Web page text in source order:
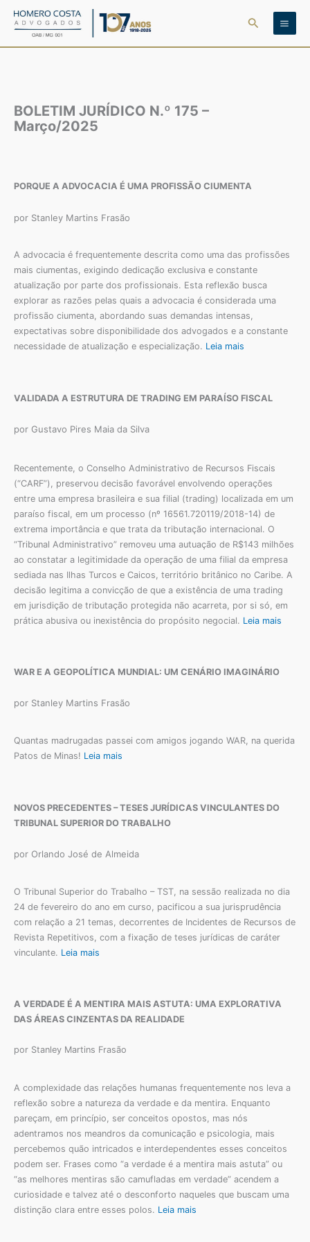
para
Pesquisar
BOLETIM JURÍDICO N.º 175 –
Março/2025
PORQUE A ADVOCACIA É UMA PROFISSÃO CIUMENTA
por Stanley Martins Frasão
A advocacia é frequentemente descrita como uma das profissões
mais ciumentas, exigindo dedicação exclusiva e constante
atualização por parte dos profissionais. Esta reflexão busca
explorar as razões pelas quais a advocacia é considerada uma
profissão ciumenta, abordando suas demandas intensas,
expectativas sobre disponibilidade dos advogados e a constante
necessidade de atualização e especialização. Leia mais
VALIDADA A ESTRUTURA DE TRADING EM PARAÍSO FISCAL
por Gustavo Pires Maia da Silva
Recentemente, o Conselho Administrativo de Recursos Fiscais
(“CARF”), preservou decisão favorável envolvendo operações
entre uma empresa brasileira e sua filial (trading) localizada em um
paraíso fiscal, em um processo (nº 16561.720119/2018-14) de
extrema importância e que trata da tributação internacional. O
“Tribunal Administrativo” removeu uma autuação de R$143 milhões
ao constatar a legitimidade da operação de uma filial da empresa
sediada nas Ilhas Turcos e Caicos, território britânico no Caribe. A
decisão legitima a convicção de que a existência de uma trading
em jurisdição de tributação protegida não acarreta, por si só, em
prática abusiva ou inexistência do propósito negocial. Leia mais
WAR E A GEOPOLÍTICA MUNDIAL: UM CENÁRIO IMAGINÁRIO
por Stanley Martins Frasão
Quantas madrugadas passei com amigos jogando WAR, na querida
Patos de Minas! Leia mais
NOVOS PRECEDENTES – TESES JURÍDICAS VINCULANTES DO
TRIBUNAL SUPERIOR DO TRABALHO
por Orlando José de Almeida
O Tribunal Superior do Trabalho – TST, na sessão realizada no dia
24 de fevereiro do ano em curso, pacificou a sua jurisprudência
com relação a 21 temas, decorrentes de Incidentes de Recursos de
Revista Repetitivos, com a fixação de teses jurídicas de caráter
vinculante. Leia mais
A VERDADE É A MENTIRA MAIS ASTUTA: UMA EXPLORATIVA
DAS ÁREAS CINZENTAS DA REALIDADE
por Stanley Martins Frasão
A complexidade das relações humanas frequentemente nos leva a
reflexão sobre a natureza da verdade e da mentira. Enquanto
pareçam, em princípio, ser conceitos opostos, mas nós
adentramos nos meandros da comunicação e psicologia, mais
percebemos quão intricados e interdependentes esses conceitos
podem ser. Frases como “a verdade é a mentira mais astuta” ou
“as melhores mentiras são camufladas em verdade” acendem a
curiosidade e talvez até o desconforto naqueles que buscam uma
distinção clara entre esses polos. Leia mais